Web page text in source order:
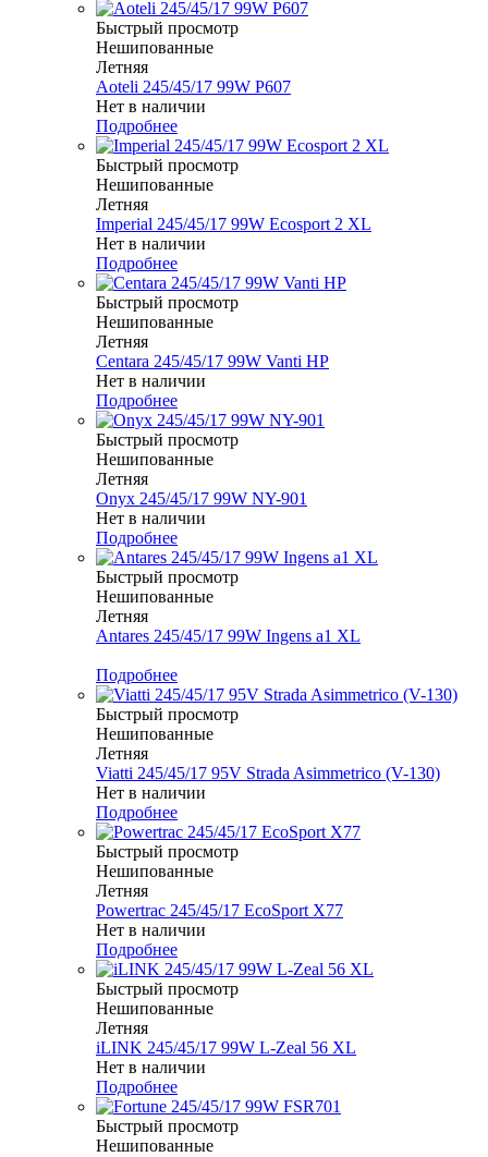
Быстрый просмотр
Нешипованные
Летняя
Aoteli 245/45/17 99W P607
Нет в наличии
Подробнее
Быстрый просмотр
Нешипованные
Летняя
Imperial 245/45/17 99W Ecosport 2 XL
Нет в наличии
Подробнее
Быстрый просмотр
Нешипованные
Летняя
Centara 245/45/17 99W Vanti HP
Нет в наличии
Подробнее
Быстрый просмотр
Нешипованные
Летняя
Onyx 245/45/17 99W NY-901
Нет в наличии
Подробнее
Быстрый просмотр
Нешипованные
Летняя
Antares 245/45/17 99W Ingens a1 XL
Подробнее
Быстрый просмотр
Нешипованные
Летняя
Viatti 245/45/17 95V Strada Asimmetrico (V-130)
Нет в наличии
Подробнее
Быстрый просмотр
Нешипованные
Летняя
Powertrac 245/45/17 EcoSport X77
Нет в наличии
Подробнее
Быстрый просмотр
Нешипованные
Летняя
iLINK 245/45/17 99W L-Zeal 56 XL
Нет в наличии
Подробнее
Быстрый просмотр
Нешипованные